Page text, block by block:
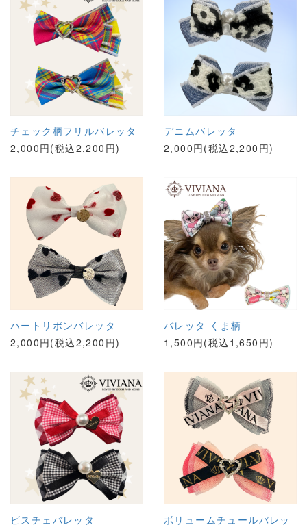
チェック柄フリルバレッタ
2,000円(税込2,200円)
デニムバレッタ
2,000円(税込2,200円)
ハートリボンバレッタ
2,000円(税込2,200円)
バレッタ くま柄
1,500円(税込1,650円)
ビスチェバレッタ
ボリュームチュールバレッ